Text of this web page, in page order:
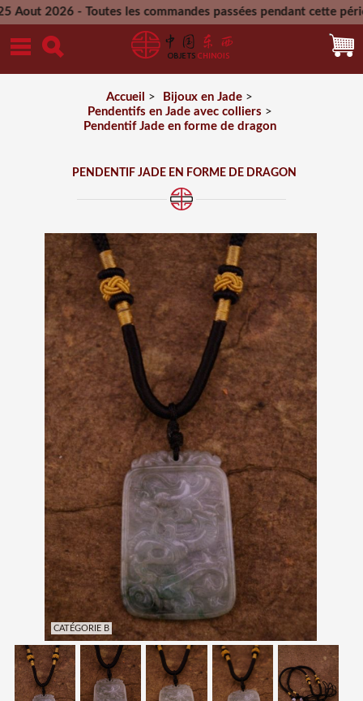
- Toutes les commandes passées pendant cette période
Accueil > Bijoux en Jade >
Pendentifs en Jade avec colliers >
Pendentif Jade en forme de dragon
PENDENTIF JADE EN FORME DE DRAGON
CATÉGORIE B